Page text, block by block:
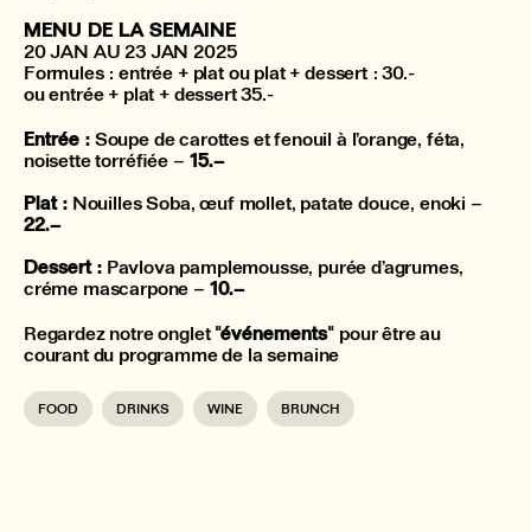
MENU DE LA SEMAINE
20 JAN AU 23 JAN 2025
Formules : entrée + plat ou plat + dessert : 30.-
ou entrée + plat + dessert 35.-
Entrée : Soupe de carottes et fenouil à l’orange, féta,
noisette torréfiée – 15.–
Plat : Nouilles Soba, œuf mollet, patate douce, enoki –
22.–
Dessert : Pavlova pamplemousse, purée d’agrumes,
créme mascarpone – 10.–
Regardez notre onglet "événements" pour être au
courant du programme de la semaine
FOOD DRINKS WINE BRUNCH